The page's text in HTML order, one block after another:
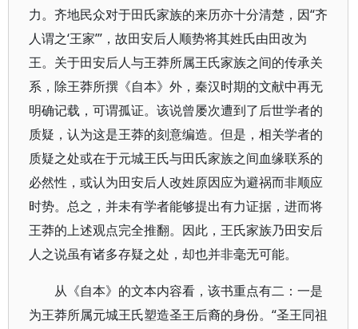
力。齐地民众对于田氏家族的来历亦十分清楚，因“齐
人谓之‘王家’”，故田安后人顺势将其姓氏由田改为
王。关于田安后人与王莽所属王氏家族之间的传承关
系，除王莽所撰《自本》外，秦汉时期的文献中再无
明确记载，可谓孤证。该说曾屡次遭到了后世学者的
质疑，认为这是王莽的刻意编造。但是，相关学者的
质疑之处或在于元城王氏与田氏家族之间血缘联系的
必然性，或认为田安后人改姓原因应为避祸而非顺应
时势。总之，并未有学者能够提出有力证据，进而将
王莽的上述观点完全推翻。因此，王氏家族乃田安后
人之说虽有诸多存疑之处，却也并非毫无可能。
从《自本》的文本内容看，该书重点有二：一是
为王莽所属元城王氏塑造圣王后裔的身份。“圣王同祖